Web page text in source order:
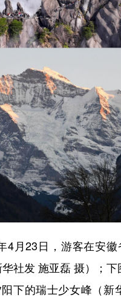
月23日，游客在安徽
社发 施亚磊 摄）；
下的瑞士少女峰（新